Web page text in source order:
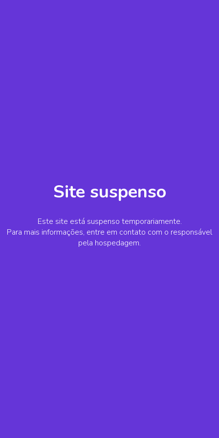
Site suspenso
Este site está suspenso temporariamente.
Para mais informações, entre em contato com o responsável
pela hospedagem.